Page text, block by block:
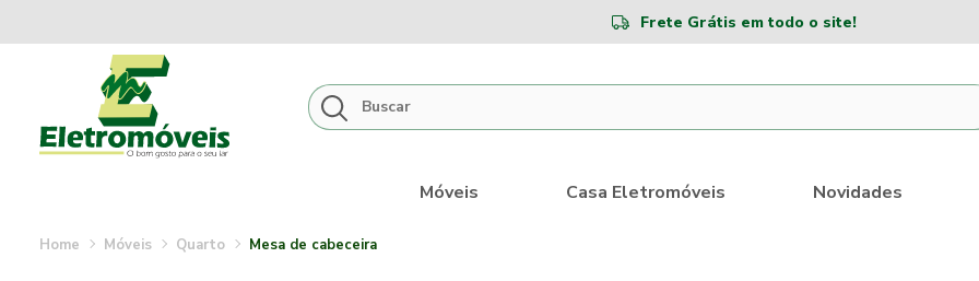
Frete Grátis em todo o site!
Móveis Casa Eletromóveis Novidades
móveis quarto mesa de cabeceira